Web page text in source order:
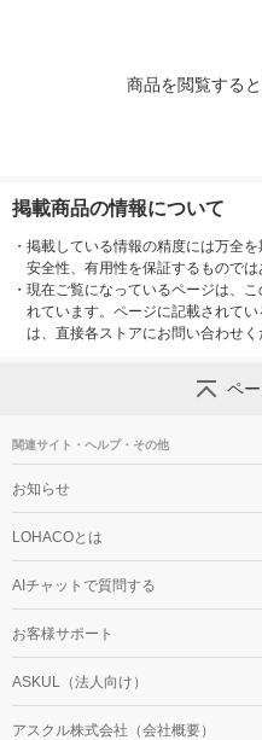
商品を閲覧する
掲載商品の情報について
・ 掲載している情報の精度には万全
安全性、有用性を保証するものでは
・ 現在ご覧になっているページは、
れています。ページに記載されて
は、直接各ストアにお問い合わせく
ペ
関連サイト・ヘルプ・その他
お知らせ
LOHACOとは
AIチャットで質問する
お客様サポート
ASKUL（法人向け）
アスクル株式会社（会社概要）